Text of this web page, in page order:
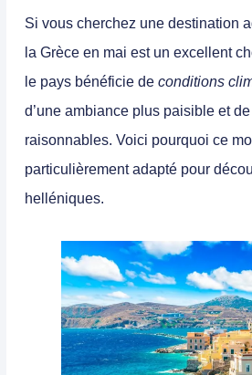
Si vous cherchez une destination
la Grèce en mai est un excellent
le pays bénéficie de conditions
d’une ambiance plus paisible et
raisonnables. Voici pourquoi ce
particulièrement adapté pour
helléniques.